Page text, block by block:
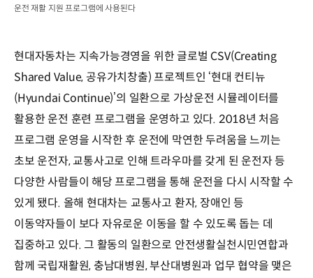
운전 재활 지원 프로그램에 사용된다
현대자동차는 지속가능경영을 위한 글로벌 CSV(Creating
Shared Value, 공유가치창출) 프로젝트인 ‘현대 컨티뉴
(Hyundai Continue)’의 일환으로 가상운전 시뮬레이터를
활용한 운전 훈련 프로그램을 운영하고 있다. 2018년 처음
프로그램 운영을 시작한 후 운전에 막연한 두려움을 느끼는
초보 운전자, 교통사고로 인해 트라우마를 갖게 된 운전자 등
다양한 사람들이 해당 프로그램을 통해 운전을 다시 시작할 수
있게 됐다. 올해 현대차는 교통사고 환자, 장애인 등
이동약자들이 보다 자유로운 이동을 할 수 있도록 돕는 데
집중하고 있다. 그 활동의 일환으로 안전생활실천시민연합과
함께 국립재활원, 충남대병원, 부산대병원과 업무 협약을 맺은